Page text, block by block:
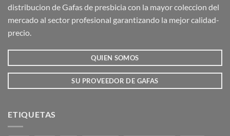
distribucion de Gafas de presbicia con la mayor coleccion del
mercado al sector profesional garantizando la mejor calidad-
precio.
QUIEN SOMOS
SU PROVEEDOR DE GAFAS
ETIQUETAS